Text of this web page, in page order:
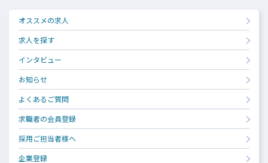
オススメの求人
求人を探す
インタビュー
お知らせ
よくあるご質問
求職者の会員登録
採用ご担当者様へ
企業登録